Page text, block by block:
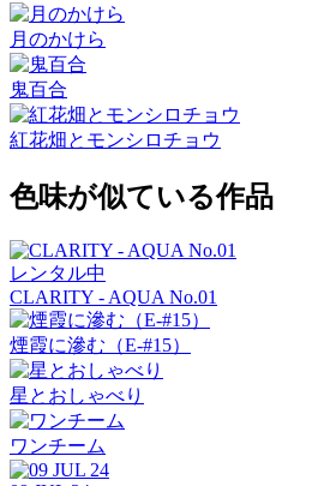
月のかけら
鬼百合
紅花畑とモンシロチョウ
色味が似ている作品
レンタル中
CLARITY - AQUA No.01
煙霞に滲む（E-#15）
星とおしゃべり
ワンチーム